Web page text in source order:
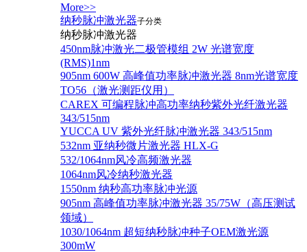
More>>
纳秒脉冲激光器子分类
纳秒脉冲激光器
450nm脉冲激光二极管模组 2W 光谱宽度
(RMS)1nm
905nm 600W 高峰值功率脉冲激光器 8nm光谱宽度
TO56（激光测距仪用）
CAREX 可编程脉冲高功率纳秒紫外光纤激光器
343/515nm
YUCCA UV 紫外光纤脉冲激光器 343/515nm
532nm 亚纳秒微片激光器 HLX-G
532/1064nm风冷高频激光器
1064nm风冷纳秒激光器
1550nm 纳秒高功率脉冲光源
905nm 高峰值功率脉冲激光器 35/75W（高压测试
领域）
1030/1064nm 超短纳秒脉冲种子OEM激光源
300mW